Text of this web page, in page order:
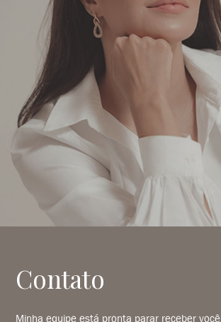
Contato
Minha equipe está pronta parar receber você.